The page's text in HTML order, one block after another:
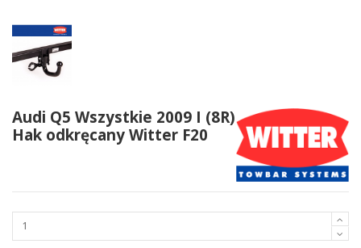
Audi Q5 Wszystkie 2009 I (8R)
Hak odkręcany Witter F20